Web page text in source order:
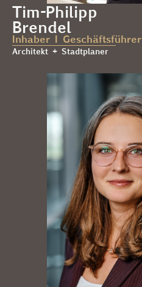
Tim-Philipp
Brendel
Inhaber I Geschäftsführer
Architekt + Stadtplaner